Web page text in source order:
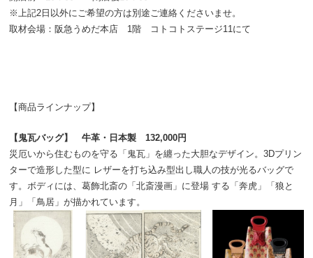
※上記2日以外にご希望の方は別途ご連絡くださいませ。
取材会場：阪急うめだ本店 1階 コトコトステージ11にて
【商品ラインナップ】
【鬼瓦バッグ】 牛革・日本製 132,000円
災厄いから住むものを守る「鬼瓦」を纏った大胆なデザイン。3Dプリン
ターで造形した型に レザーを打ち込み型出し職人の技が光るバッグで
す。ボディには、葛飾北斎の「北斎漫画」に登場 する「奔虎」「狼と
月」「鳥居」が描かれています。